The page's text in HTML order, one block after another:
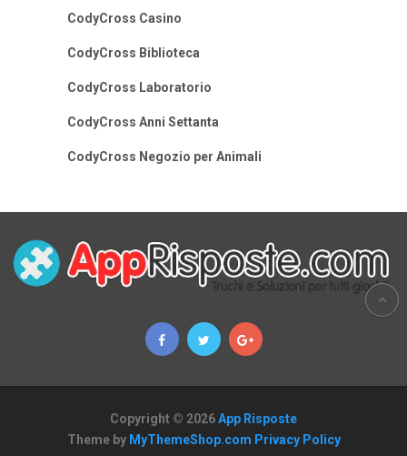
CodyCross Casino
CodyCross Biblioteca
CodyCross Laboratorio
CodyCross Anni Settanta
CodyCross Negozio per Animali
Copyright © 2026App Risposte
Theme by MyThemeShop.com Privacy Policy